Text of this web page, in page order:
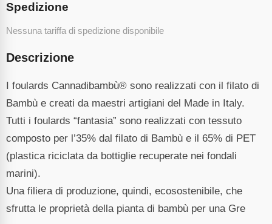
Spedizione
Nessuna tariffa di spedizione disponibile
Descrizione
I foulards Cannadibambù® sono realizzati con il filato di
Bambù e creati da maestri artigiani del Made in Italy.
Tutti i foulards “fantasia” sono realizzati con tessuto
composto per l’35% dal filato di Bambù e il 65% di PET
(plastica riciclata da bottiglie recuperate nei fondali
marini).
Una filiera di produzione, quindi, ecosostenibile, che
sfrutta le proprietà della pianta di bambù per una Gre